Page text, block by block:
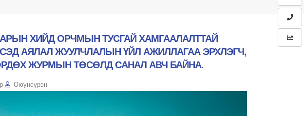
ХИЙД ОРЧМЫН ТУСГАЙ ХАМГААЛАЛТТАЙ
АЯЛАЛ ЖУУЛЧЛАЛЫН ҮЙЛ АЖИЛЛАГАА ЭРХЛЭГЧ,
ЖУРМЫН ТӨСӨЛД САНАЛ АВЧ БАЙНА.
Оюунсүрэн